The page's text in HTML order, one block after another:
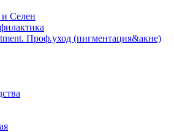
Селен
Проф.уход (пигментация&акне)